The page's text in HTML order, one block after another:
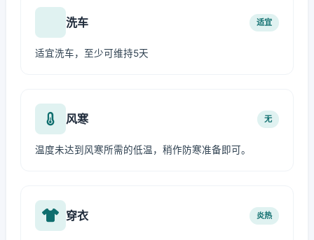
洗车 适宜
适宜洗车，至少可维持5天
风寒 无
温度未达到风寒所需的低温，稍作防寒准备即可。
穿衣 炎热